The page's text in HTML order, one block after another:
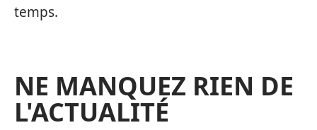
temps.
NE MANQUEZ RIEN DE
L'ACTUALITÉ